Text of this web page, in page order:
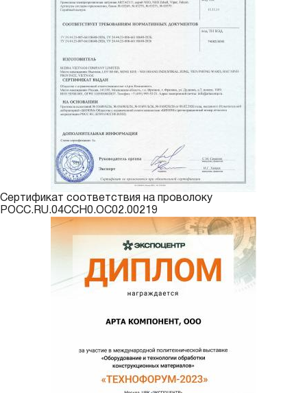
Сертификат соответствия на проволоку
РОСС.RU.04ССН0.ОС02.00219